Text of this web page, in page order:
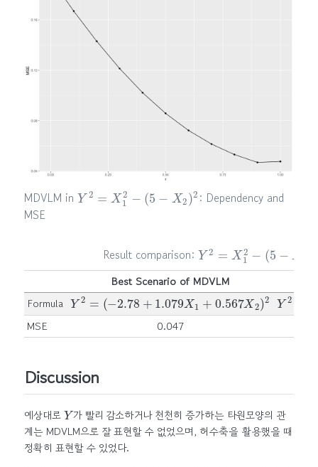
MDVLM in 2= − −
: Dependency and
MSE
Result comparison: 2= − −
Best Scenario of MDVLM
Formula
Y2=(−2.78+1.079X1+0.567X2)2 Y2=
MSE 0.047
Discussion
예상대로
가 빨리 감소하거나 천천히 증가하는 타원모양의 관
계는 MDVLM으로 잘 표현할 수 없었으며, 허수축을 활용했을 때
정확히 표현할 수 있었다.